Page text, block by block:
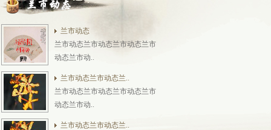
兰市动态
兰市动态兰市动态兰市动态兰市
动态兰市动..
兰市动态兰市动态兰..
兰市动态兰市动态兰市动态兰市
动态兰市动..
兰市动态兰市动态兰..